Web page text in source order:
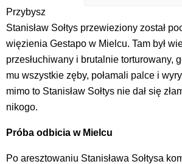
Przybysz
Stanisław Sołtys przewieziony został
więzienia Gestapo w Mielcu. Tam był
przesłuchiwany i brutalnie torturowany,
mu wszystkie zęby, połamali palce i
mimo to Stanisław Sołtys nie dał się
nikogo.
Próba odbicia w Mielcu
Po aresztowaniu Stanisława Sołtysa